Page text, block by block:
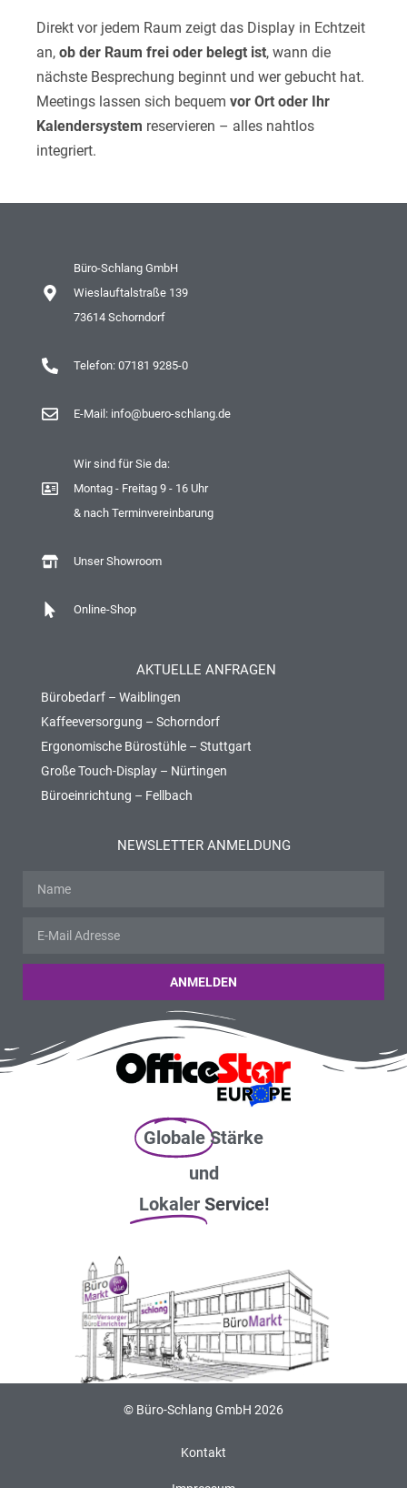
Direkt vor jedem Raum zeigt das Display in Echtzeit
an, ob der Raum frei oder belegt ist, wann die
nächste Besprechung beginnt und wer gebucht hat.
Meetings lassen sich bequem vor Ort oder Ihr
Kalendersystem reservieren – alles nahtlos
integriert.
Büro-Schlang GmbH
Wieslauftalstraße 139
73614 Schorndorf
Telefon: 07181 9285-0
E-Mail: info@buero-schlang.de
Wir sind für Sie da:
Montag - Freitag 9 - 16 Uhr
& nach Terminvereinbarung
Unser Showroom
Online-Shop
AKTUELLE ANFRAGEN
Bürobedarf – Waiblingen
Kaffeeversorgung – Schorndorf
Ergonomische Bürostühle – Stuttgart
Große Touch-Display – Nürtingen
Büroeinrichtung – Fellbach
NEWSLETTER ANMELDUNG
ANMELDEN
Globale Stärke
und
Lokaler Service!
© Büro-Schlang GmbH 2026
Kontakt